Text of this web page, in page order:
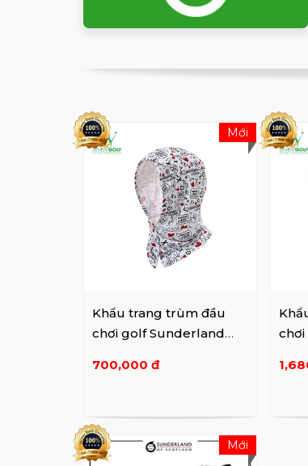
Khẩu trang trùm đầu
chơi golf Sunderland
700,000 đ
Mới
Mới